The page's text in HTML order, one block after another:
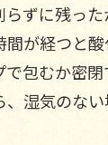
ずに残った
が経つと酸
包むか密
湿気のない